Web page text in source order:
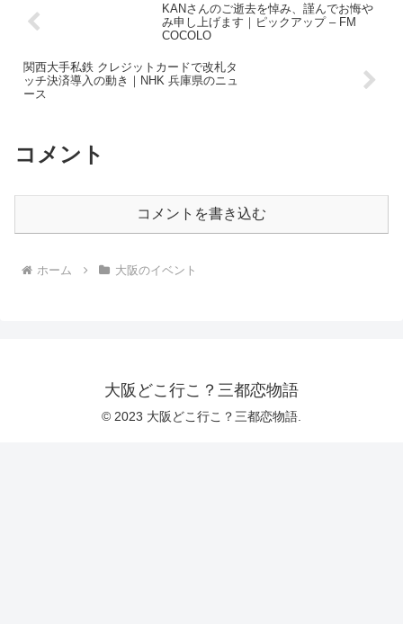
KANさんのご逝去を悼み、謹んでお悔や
み申し上げます｜ピックアップ – FM
COCOLO
関西大手私鉄 クレジットカードで改札タ
ッチ決済導入の動き｜NHK 兵庫県のニュ
ース
コメント
コメントを書き込む
ホーム 大阪のイベント
大阪どこ行こ？三都恋物語
© 2023 大阪どこ行こ？三都恋物語.